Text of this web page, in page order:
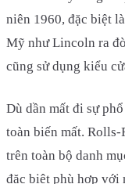
niên 1960, đặc biệt
Mỹ như Lincoln ra
cũng sử dụng kiểu
Dù dần mất đi sự
toàn biến mất. Rolls-
trên toàn bộ danh
đặc biệt phù hợp với